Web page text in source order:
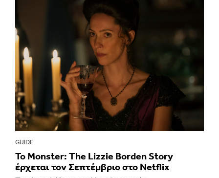
GUIDE
Το Monster: The Lizzie Borden Story
έρχεται τον Σεπτέμβριο στο Netflix